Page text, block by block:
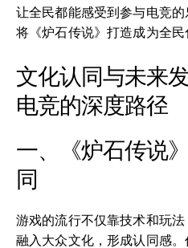
让全民都能感受到参与电竞的
将《炉石传说》打造成为全民
文化认同与未来
电竞的深度路径
一、《炉石传说
同
游戏的流行不仅靠技术和玩
融入大众文化，形成认同感